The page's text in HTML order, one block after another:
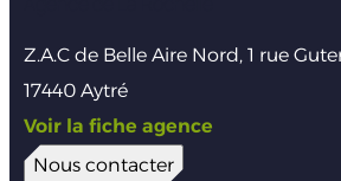
Z.A.C de Belle Aire Nord, 1 rue
17440 Aytré
Voir la fiche agence
Nous contacter